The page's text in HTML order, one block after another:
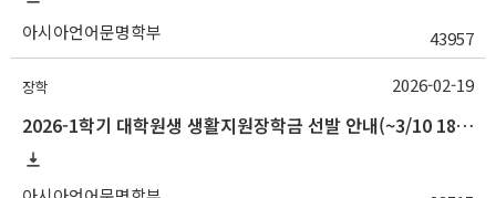
아시아언어문명학부 43957
장학
2026-1학기 대학원생 생활지원장학금 선발 안내(~3/10 18:00)
2026-02-19